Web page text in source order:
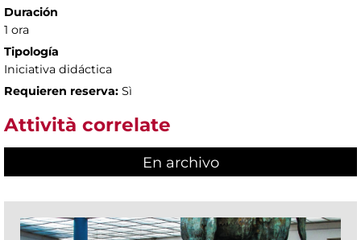
Duración
1 ora
Tipología
Iniciativa didáctica
Requieren reserva: Sì
Attività correlate
En archivo